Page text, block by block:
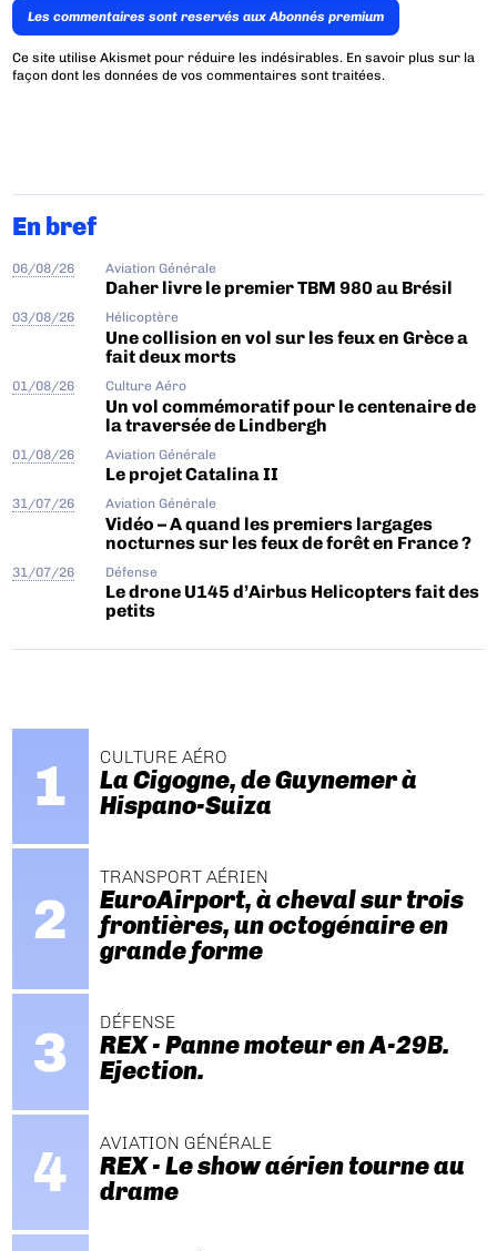
Les commentaires sont reservés aux Abonnés premium
Ce site utilise Akismet pour réduire les indésirables. En savoir plus sur la
façon dont les données de vos commentaires sont traitées.
En bref
06/08/26 Aviation Générale
Daher livre le premier TBM 980 au Brésil
03/08/26 Hélicoptère
Une collision en vol sur les feux en Grèce a
fait deux morts
01/08/26 Culture Aéro
Un vol commémoratif pour le centenaire de
la traversée de Lindbergh
01/08/26 Aviation Générale
Le projet Catalina II
31/07/26 Aviation Générale
Vidéo – A quand les premiers largages
nocturnes sur les feux de forêt en France ?
31/07/26 Défense
Le drone U145 d’Airbus Helicopters fait des
petits
CULTURE AÉRO
La Cigogne, de Guynemer à
Hispano-Suiza
TRANSPORT AÉRIEN
EuroAirport, à cheval sur trois
frontières, un octogénaire en
grande forme
DÉFENSE
REX - Panne moteur en A-29B.
Ejection.
AVIATION GÉNÉRALE
REX - Le show aérien tourne au
drame